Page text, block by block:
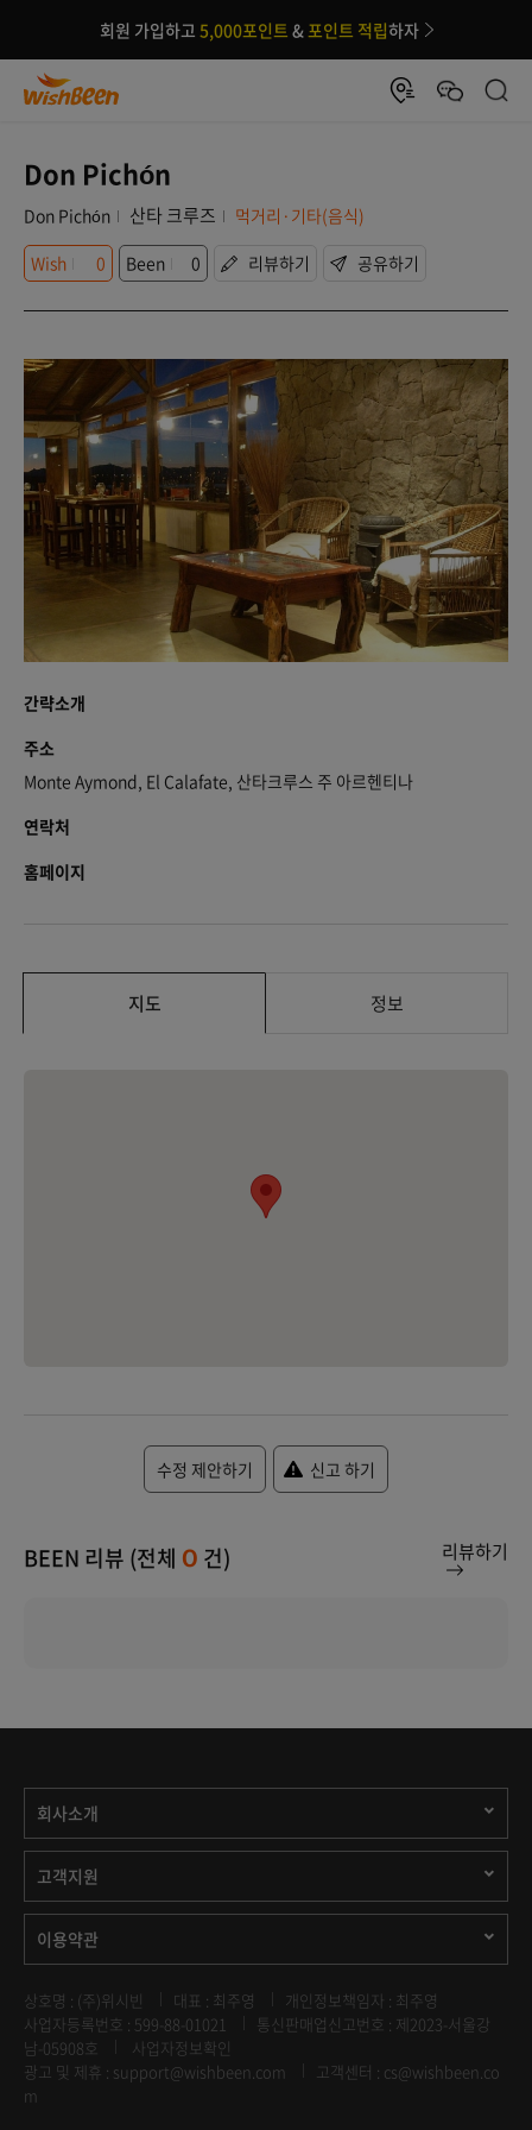
회원 가입하고 5,000포인트 &포인트 적립하자
Don Pichón
Don Pichón 산타 크루즈
먹거리·기타(음식)
Wish
0 Been 0 리뷰하기 공유하기
간략소개
주소
Monte Aymond, El Calafate, 산타크루스 주 아르헨티나
연락처
홈페이지
지도 정보
수정 제안하기 신고 하기
BEEN 리뷰 (전체 0 건) 리뷰하기
회사소개
고객지원
이용약관
상호명 : (주)위시빈 대표 : 최주영
개인정보책임자 : 최주영
사업자등록번호 : 599-88-01021
통신판매업신고번호 : 제2023-서울강
남-05908호
사업자정보확인
광고 및 제휴 : support@wishbeen.com
고객센터 : cs@wishbeen.co
m